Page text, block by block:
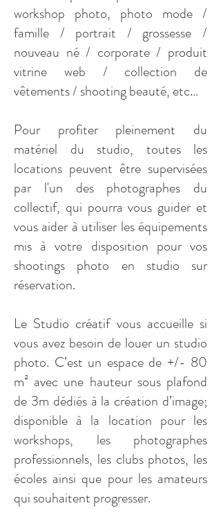
workshop photo, photo mode /
famille / portrait / grossesse /
nouveau né / corporate / produit
vitrine web / collection de
vêtements / shooting beauté, etc…
Pour profiter pleinement du
matériel du studio, toutes les
locations peuvent être supervisées
par l'un des photographes du
collectif, qui pourra vous guider et
vous aider à utiliser les équipements
mis à votre disposition pour vos
shootings photo en studio sur
réservation.
Le Studio créatif vous accueille si
vous avez besoin de louer un studio
photo. C’est un espace de +/- 80
m² avec une hauteur sous plafond
de 3m dédiés à la création d’image;
disponible à la location pour les
workshops, les photographes
professionnels, les clubs photos, les
écoles ainsi que pour les amateurs
qui souhaitent progresser.